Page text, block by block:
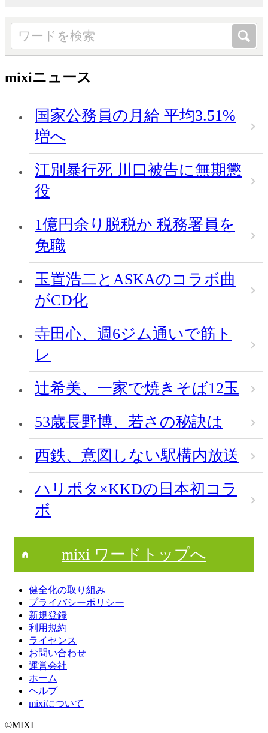
mixiニュース
国家公務員の月給 平均3.51%
増へ
江別暴行死 川口被告に無期懲
役
1億円余り脱税か 税務署員を
免職
玉置浩二とASKAのコラボ曲
がCD化
寺田心、週6ジム通いで筋ト
レ
辻希美、一家で焼きそば12玉
53歳長野博、若さの秘訣は
西鉄、意図しない駅構内放送
ハリポタ×KKDの日本初コラ
ボ
mixi ワードトップへ
健全化の取り組み
プライバシーポリシー
新規登録
利用規約
ライセンス
お問い合わせ
運営会社
ホーム
ヘルプ
mixiについて
©MIXI